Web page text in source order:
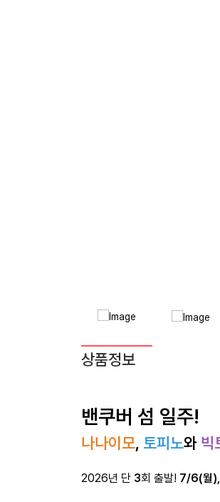
상품정보
밴쿠버 섬 일주!
나나이모, 토피노와 빅
2026년 단 3회 출발! 7/6(월